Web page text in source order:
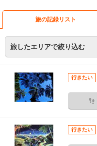
旅の記録リスト
旅したエリアで絞り込む
行きたい
行きたい